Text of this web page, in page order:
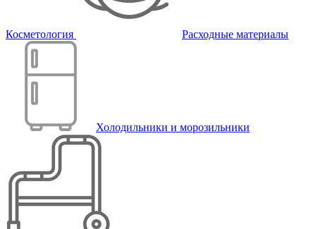
Косметология Расходные материалы
Холодильники и морозильники